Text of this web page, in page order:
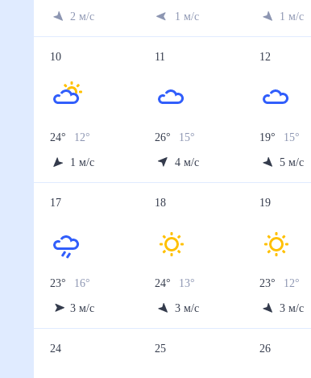
2 м/с
1 м/с
1 м/с
10
24° 12°
1 м/с
11
26° 15°
4 м/с
12
19° 15°
5 м/с
17
23° 16°
3 м/с
18
24° 13°
3 м/с
19
23° 12°
3 м/с
24 25 26